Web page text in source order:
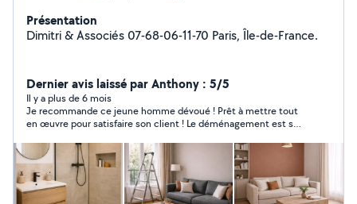
Présentation
Dimitri & Associés 07-68-06-11-70 Paris, Île-de-France.
Dernier avis laissé par Anthony : 5/5
Il y a plus de 6 mois
Je recommande ce jeune homme dévoué ! Prêt à mettre tout
en œuvre pour satisfaire son client ! Le déménagement est sa
sa façon d’apprivoiser les cartons ! Je recommande fortement
ce jeune homme qui est déterminé ! Merci encore brave jeune
homme